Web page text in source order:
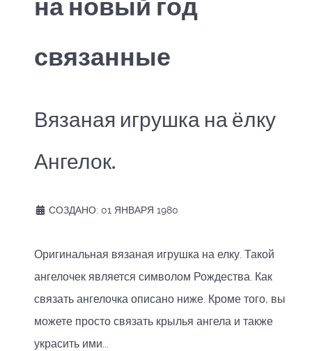
на новый год
связанные
Вязаная игрушка на ёлку
Ангелок.
СОЗДАНО: 01 ЯНВАРЯ 1980
Оригинальная вязаная игрушка на елку. Такой
ангелочек является символом Рождества. Как
связать ангелочка описано ниже. Кроме того, вы
можете просто связать крылья ангела и также
украсить ими...